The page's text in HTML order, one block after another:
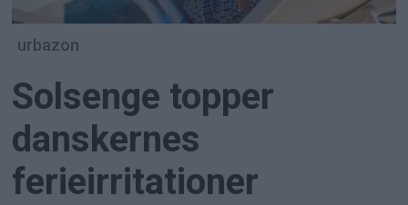
urbazon
Solsenge topper
danskernes
ferieirritationer